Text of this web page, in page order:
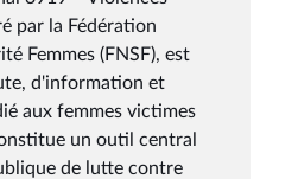
par la Fédération
Femmes (FNSF), est
d'information et
aux femmes victimes
un outil central
de lutte contre